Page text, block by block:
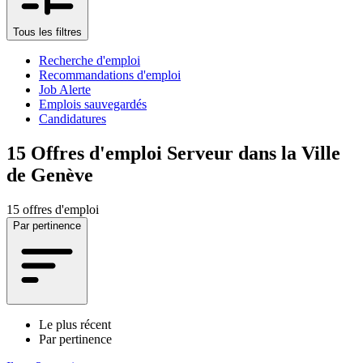
Tous les filtres
Recherche d'emploi
Recommandations d'emploi
Job Alerte
Emplois sauvegardés
Candidatures
15 Offres d'emploi Serveur dans la Ville
de Genève
15 offres d'emploi
Par pertinence
Le plus récent
Par pertinence